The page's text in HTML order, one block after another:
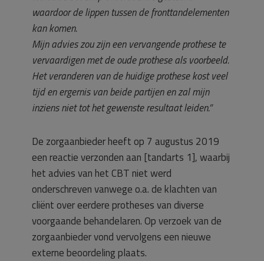
waardoor de lippen tussen de fronttandelementen
kan komen.
Mijn advies zou zijn een vervangende prothese te
vervaardigen met de oude prothese als voorbeeld.
Het veranderen van de huidige prothese kost veel
tijd en ergernis van beide partijen en zal mijn
inziens niet tot het gewenste resultaat leiden.”
De zorgaanbieder heeft op 7 augustus 2019
een reactie verzonden aan [tandarts 1], waarbij
het advies van het CBT niet werd
onderschreven vanwege o.a. de klachten van
cliënt over eerdere protheses van diverse
voorgaande behandelaren. Op verzoek van de
zorgaanbieder vond vervolgens een nieuwe
externe beoordeling plaats.